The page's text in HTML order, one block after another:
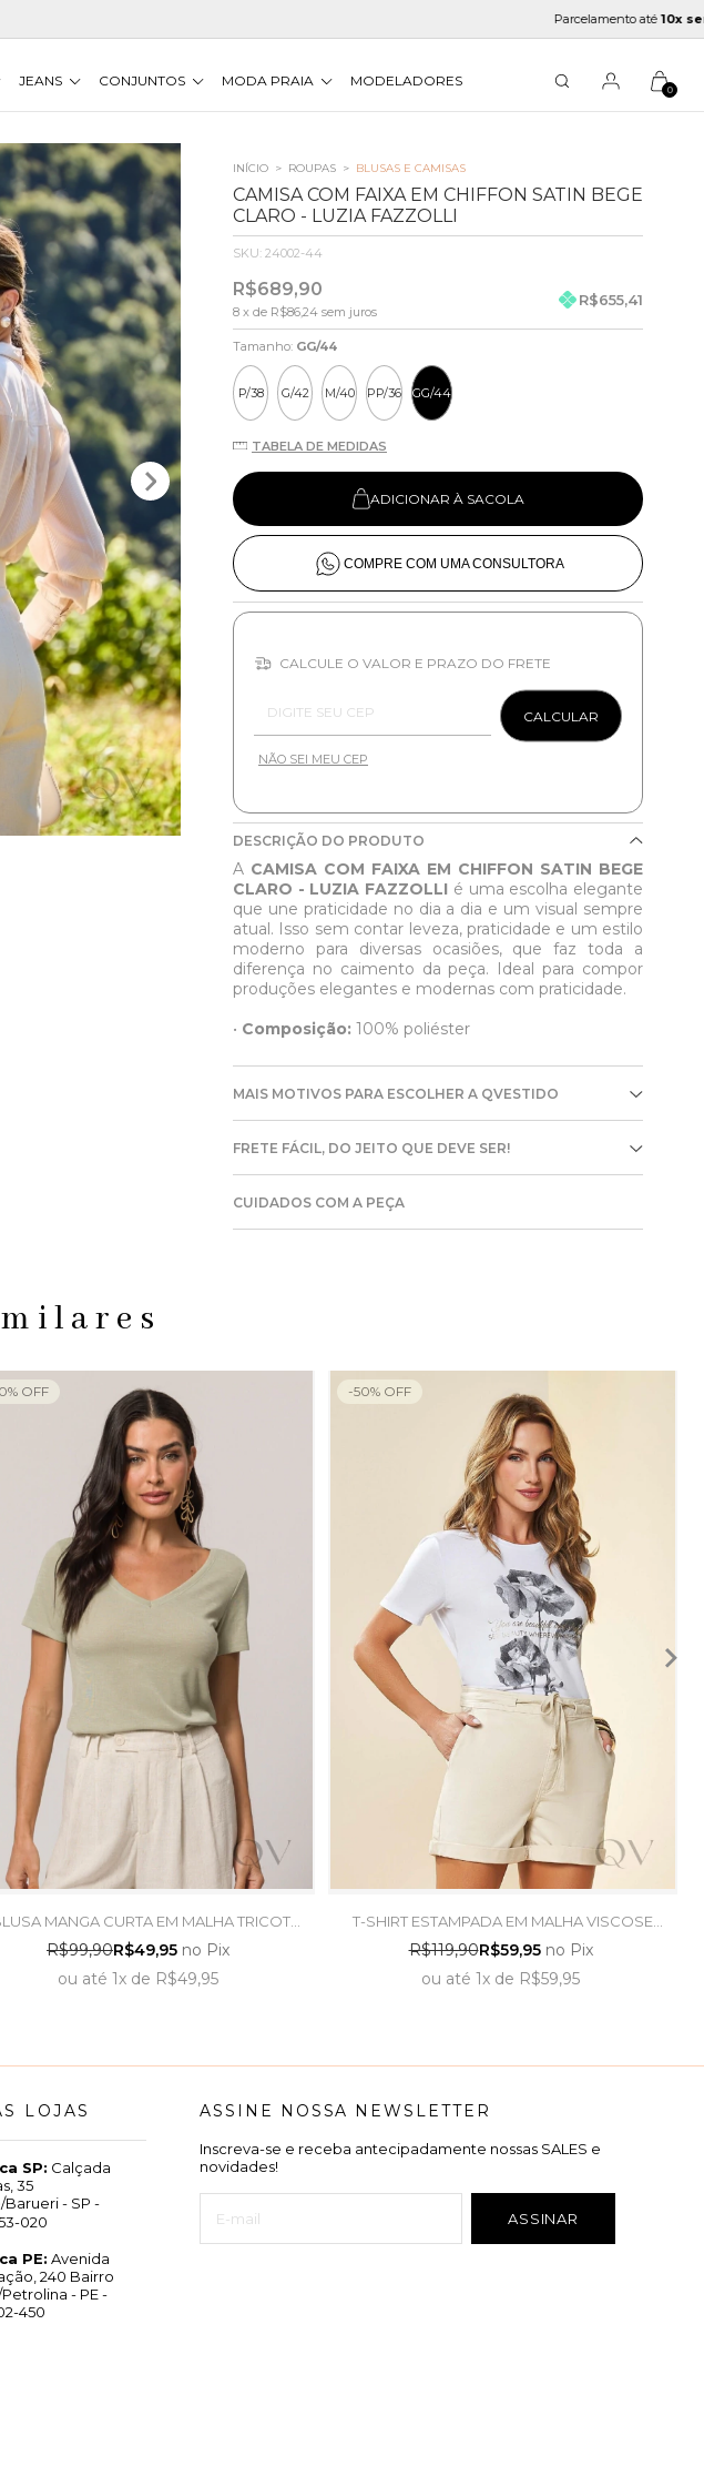
Parcelamento até10x sem juros
JEANS CONJUNTOS MODA PRAIA MODELADORES 0
INÍCIO > ROUPAS > BLUSAS E CAMISAS
CAMISA COM FAIXA EM CHIFFON SATIN BEGE
CLARO - LUZIA FAZZOLLI
SKU: 24002-44
R$689,90
8 x de R$86,24 sem juros
R$655,41
Tamanho: GG/44
P/38 G/42 M/40 PP/36 GG/44
TABELA DE MEDIDAS
ADICIONAR À SACOLA
COMPRE COM UMA CONSULTORA
CALCULE O VALOR E PRAZO DO FRETE
CALCULAR
NÃO SEI MEU CEP
DESCRIÇÃO DO PRODUTO
A CAMISA COM FAIXA EM CHIFFON SATIN BEGE
CLARO - LUZIA FAZZOLLI é uma escolha elegante
que une praticidade no dia a dia e um visual sempre
atual. Isso sem contar leveza, praticidade e um estilo
moderno para diversas ocasiões, que faz toda a
diferença no caimento da peça. Ideal para compor
produções elegantes e modernas com praticidade.
• Composição: 100% poliéster
MAIS MOTIVOS PARA ESCOLHER A QVESTIDO
FRETE FÁCIL, DO JEITO QUE DEVE SER!
CUIDADOS COM A PEÇA
MANGA CURTA EM MALHA TRICOT
FLAMÊ VERDE CHÁ - DOCE TRAMA
R$99,90R$49,95 no Pix
ou até 1x de R$49,95
% OFF
T-SHIRT ESTAMPADA EM MALHA VISCOSE
BRANCO - DOCE TRAMA
R$119,90R$59,95 no Pix
ou até 1x de R$59,95
-50% OFF
LOJAS
SP: Calçada
35
- SP -
020
PE: Avenida
240 Bairro
- PE -
450
ASSINE NOSSA NEWSLETTER
Inscreva-se e receba antecipadamente nossas SALES e
novidades!